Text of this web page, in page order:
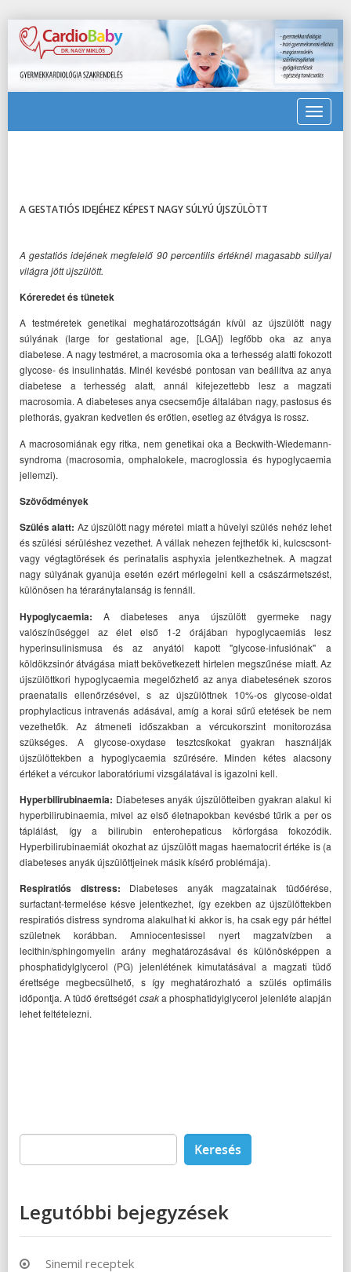
Toggle
A GESTATIÓS IDEJÉHEZ KÉPEST NAGY SÚLYÚ ÚJSZÜLÖTT
A gestatiós idejének megfelelő 90 percentilis értéknél magasabb súllyal
világra jött újszülött.
Kóreredet és tünetek
A testméretek genetikai meghatározottságán kívül az újszülött nagy
súlyának (large for gestational age, [LGA]) legfőbb oka az anya
diabetese. A nagy testméret, a macrosomia oka a terhesség alatti fokozott
glycose- és insulinhatás. Minél kevésbé pontosan van beállítva az anya
diabetese a terhesség alatt, annál kifejezettebb lesz a magzati
macrosomia. A diabeteses anya csecsemője általában nagy, pastosus és
plethorás, gyakran kedvetlen és erőtlen, esetleg az étvágya is rossz.
A macrosomiának egy ritka, nem genetikai oka a Beckwith-Wiedemann-
syndroma (macrosomia, omphalokele, macroglossia és hypoglycaemia
jellemzi).
Szövődmények
Szülés alatt: Az újszülött nagy méretei miatt a hüvelyi szülés nehéz lehet
és szülési sérüléshez vezethet. A vállak nehezen fejthetők ki, kulcscsont-
vagy végtagtörések és perinatalis asphyxia jelentkezhetnek. A magzat
nagy súlyának gyanúja esetén ezért mérlegelni kell a császármetszést,
különösen ha téraránytalanság is fennáll.
Hypoglycaemia: A diabeteses anya újszülött gyermeke nagy
valószínűséggel az élet első 1-2 órájában hypoglycaemiás lesz
hyperinsulinismusa és az anyától kapott "glycose-infusiónak" a
köldökzsinór átvágása miatt bekövetkezett hirtelen megszűnése miatt. Az
újszülöttkori hypoglycaemia megelőzhető az anya diabetesének szoros
praenatalis ellenőrzésével, s az újszülöttnek 10%-os glycose-oldat
prophylacticus intravenás adásával, amíg a korai sűrű etetések be nem
vezethetők. Az átmeneti időszakban a vércukorszint monitorozása
szükséges. A glycose-oxydase tesztcsíkokat gyakran használják
újszülöttekben a hypoglycaemia szűrésére. Minden kétes alacsony
értéket a vércukor laboratóriumi vizsgálatával is igazolni kell.
Hyperbilirubinaemia: Diabeteses anyák újszülötteiben gyakran alakul ki
hyperbilirubinaemia, mivel az első életnapokban kevésbé tűrik a per os
táplálást, így a bilirubin enterohepaticus körforgása fokozódik.
Hyperbilirubinaemiát okozhat az újszülött magas haematocrit értéke is (a
diabeteses anyák újszülöttjeinek másik kísérő problémája).
Respiratiós distress: Diabeteses anyák magzatainak tüdőérése,
surfactant-termelése késve jelentkezhet, így ezekben az újszülöttekben
respiratiós distress syndroma alakulhat ki akkor is, ha csak egy pár héttel
születnek korábban. Amniocentesissel nyert magzatvízben a
lecithin/sphingomyelin arány meghatározásával és különösképpen a
phosphatidylglycerol (PG) jelenlétének kimutatásával a magzati tüdő
érettsége megbecsülhető, s így meghatározható a szülés optimális
időpontja. A tüdő érettségét csaka phosphatidylglycerol jelenléte alapján
lehet feltételezni.
Keresés:
Legutóbbi bejegyzések
Sinemil receptek